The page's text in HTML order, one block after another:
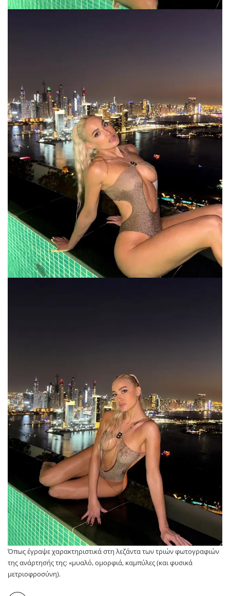
Όπως έγραψε χαρακτηριστικά στη λεζάντα των τριών φωτογραφιών
της ανάρτησής της: «μυαλό, ομορφιά, καμπύλες (και φυσικά
μετριοφροσύνη).